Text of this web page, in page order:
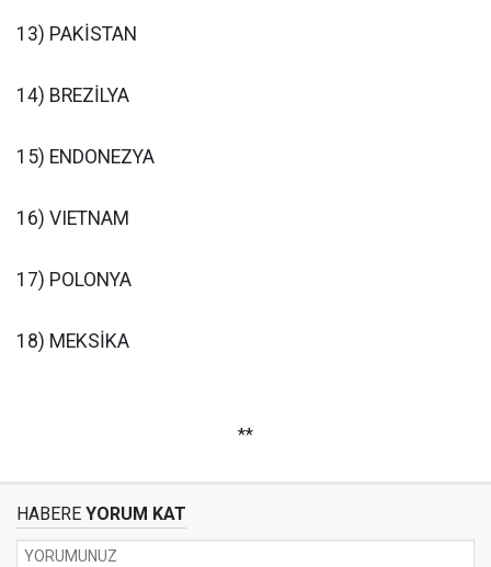
13) PAKİSTAN
14) BREZİLYA
15) ENDONEZYA
16) VIETNAM
17) POLONYA
18) MEKSİKA
**
HABERE YORUM KAT